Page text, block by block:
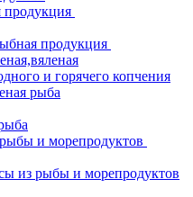
продукция
продукция
и горячего копчения
рыба
и морепродуктов
из рыбы и морепродуктов